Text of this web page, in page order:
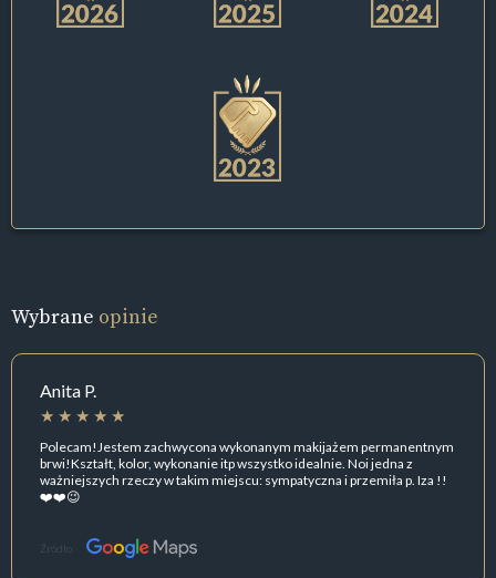
Wybrane opinie
Anita P.
Polecam!Jestem zachwycona wykonanym makijażem permanentnym
brwi!Kształt, kolor, wykonanie itp wszystko idealnie. Noi jedna z
ważniejszych rzeczy w takim miejscu: sympatyczna i przemiła p. Iza !!
❤️❤️😉
Źródło: